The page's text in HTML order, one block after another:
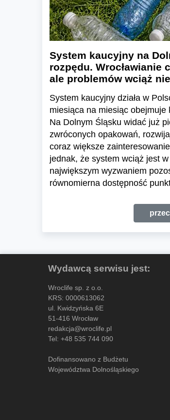
System kaucyjny na
rozpędu. Wrocławianie
ale problemów wciąż
System kaucyjny działa w
miesiąca na miesiąc
Na Dolnym Śląsku widać już
zwróconych opakowań,
coraz większe
jednak, że system wciąż jest
największym wyzwaniem
równomierna dostępność
Wydawcą serwisu jest:
Wroclife sp. z o.o.
KRS: 0000613062
ul. Kwidzyńska 6E
51-416 Wrocław
redakcja@wroclife.pl
Tel: +48 535 744 090
Dofinansowano z Budżetu
Województwa Dolnośląskiego